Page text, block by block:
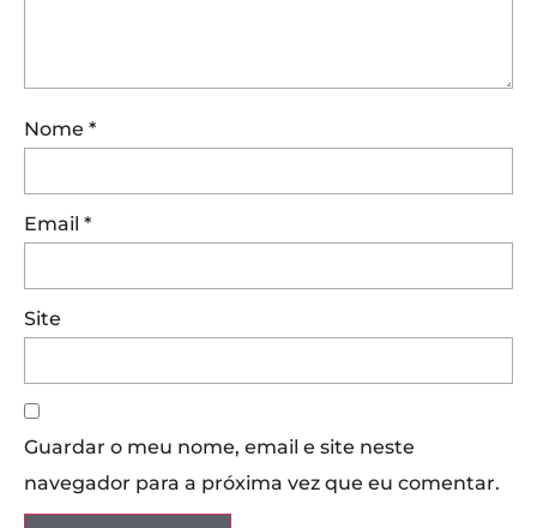
Nome *
Email *
Site
Guardar o meu nome, email e site neste
navegador para a próxima vez que eu comentar.